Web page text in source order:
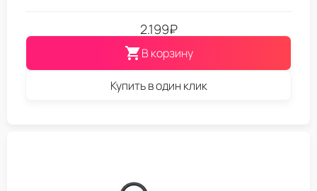
2.199₽
В корзину
Купить в один клик